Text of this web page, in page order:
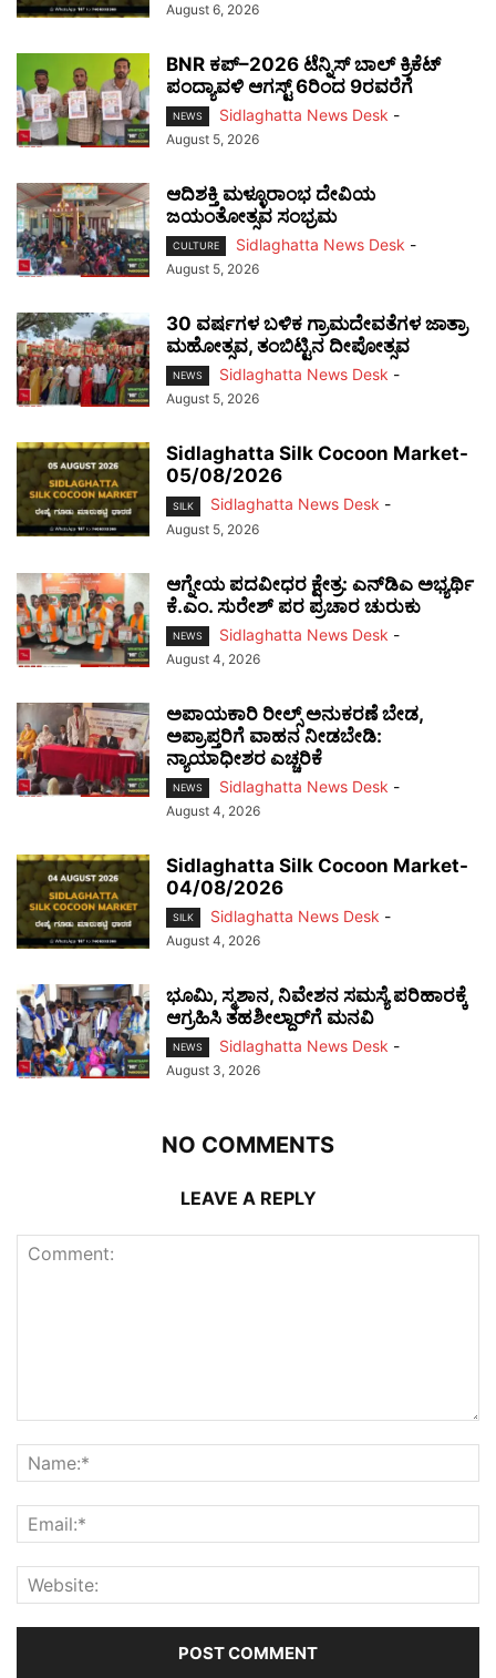
August 6, 2026
BNR ಕಪ್–2026 ಟೆನ್ನಿಸ್ ಬಾಲ್ ಕ್ರಿಕೆಟ್
ಪಂದ್ಯಾವಳಿ ಆಗಸ್ಟ್ 6ರಿಂದ 9ರವರೆಗೆ
NEWS Sidlaghatta News Desk -
August 5, 2026
ಆದಿಶಕ್ತಿ ಮಳ್ಳೂರಾಂಭ ದೇವಿಯ
ಜಯಂತೋತ್ಸವ ಸಂಭ್ರಮ
CULTURE Sidlaghatta News Desk -
August 5, 2026
30 ವರ್ಷಗಳ ಬಳಿಕ ಗ್ರಾಮದೇವತೆಗಳ ಜಾತ್ರಾ
ಮಹೋತ್ಸವ, ತಂಬಿಟ್ಟಿನ ದೀಪೋತ್ಸವ
NEWS Sidlaghatta News Desk -
August 5, 2026
Sidlaghatta Silk Cocoon Market-
05/08/2026
SILK Sidlaghatta News Desk -
August 5, 2026
ಆಗ್ನೇಯ ಪದವೀಧರ ಕ್ಷೇತ್ರ: ಎನ್‌ಡಿಎ ಅಭ್ಯರ್ಥಿ
ಕೆ.ಎಂ. ಸುರೇಶ್ ಪರ ಪ್ರಚಾರ ಚುರುಕು
NEWS Sidlaghatta News Desk -
August 4, 2026
ಅಪಾಯಕಾರಿ ರೀಲ್ಸ್ ಅನುಕರಣೆ ಬೇಡ,
ಅಪ್ರಾಪ್ತರಿಗೆ ವಾಹನ ನೀಡಬೇಡಿ:
ನ್ಯಾಯಾಧೀಶರ ಎಚ್ಚರಿಕೆ
NEWS Sidlaghatta News Desk -
August 4, 2026
Sidlaghatta Silk Cocoon Market-
04/08/2026
SILK Sidlaghatta News Desk -
August 4, 2026
ಭೂಮಿ, ಸ್ಮಶಾನ, ನಿವೇಶನ ಸಮಸ್ಯೆ ಪರಿಹಾರಕ್ಕೆ
ಆಗ್ರಹಿಸಿ ತಹಶೀಲ್ದಾರ್‌ಗೆ ಮನವಿ
NEWS Sidlaghatta News Desk -
August 3, 2026
NO COMMENTS
LEAVE A REPLY